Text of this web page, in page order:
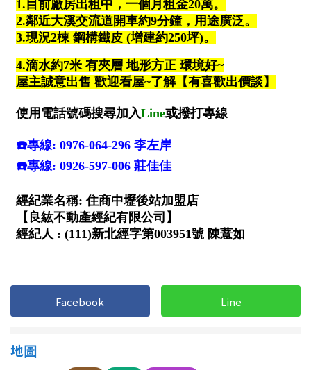
台南市
高雄市
澎湖縣
屏東縣
花蓮縣
金門連江
60~70 坪 70~80 坪
80坪以上
~ 坪
不拘
1樓 2樓
3樓 4樓
21樓以上
Facebook Line
地圖